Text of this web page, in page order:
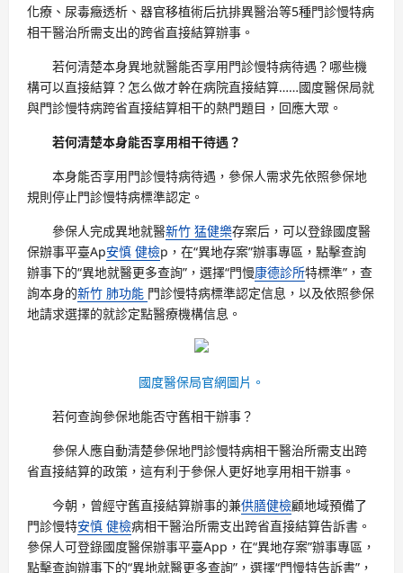
化療、尿毒癥透析、器官移植術后抗排異醫治等5種門診慢特病
相干醫治所需支出的跨省直接結算辦事。
若何清楚本身異地就醫能否享用門診慢特病待遇？哪些機
構可以直接結算？怎么做才幹在病院直接結算……國度醫保局就
與門診慢特病跨省直接結算相干的熱門題目，回應大眾。
若何清楚本身能否享用相干待遇？
本身能否享用門診慢特病待遇，參保人需求先依照參保地
規則停止門診慢特病標準認定。
參保人完成異地就醫新竹 猛健樂存案后，可以登錄國度醫
保辦事平臺Ap安慎 健檢p，在“異地存案”辦事專區，點擊查詢
辦事下的“異地就醫更多查詢”，選擇“門慢康德診所特標準”，查
詢本身的新竹 肺功能 門診慢特病標準認定信息，以及依照參保
地請求選擇的就診定點醫療機構信息。
國度醫保局官網圖片。
若何查詢參保地能否守舊相干辦事？
參保人應自動清楚參保地門診慢特病相干醫治所需支出跨
省直接結算的政策，這有利于參保人更好地享用相干辦事。
今朝，曾經守舊直接結算辦事的兼供膳健檢顧地域預備了
門診慢特安慎 健檢病相干醫治所需支出跨省直接結算告訴書。
參保人可登錄國度醫保辦事平臺App，在“異地存案”辦事專區，
點擊查詢辦事下的“異地就醫更多查詢”，選擇“門慢特告訴書”，